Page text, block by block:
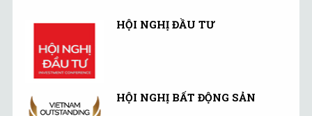
HỘI NGHỊ ĐẦU TƯ
HỘI NGHỊ BẤT ĐỘNG SẢN